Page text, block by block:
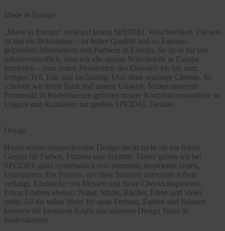
Made in Europe
„Made in Europe“ steht auf jedem SPEIDEL Wäscheetikett. Für uns
ist das ein Bekenntnis – zu hoher Qualität und zu Fairness
gegenüber Mitarbeitern und Partnern in Europa. So ist es für uns
selbstverständlich, dass wir alle unsere Wäscheteile in Europa
herstellen – vom ersten Pinselstrich des Entwurfs bis hin zum
fertigen Teil. Fair und nachhaltig. Und ohne unnötige Chemie. So
schonen wir deine Haut und unsere Umwelt. Neben unserem
Firmensitz in Bodelshausen gehören unsere Konfektionsstandorte in
Ungarn und Rumänien zur großen SPEIDEL Familie.
Design
Hinter einem ansprechenden Design steckt mehr als ein feines
Gespür für Farben, Formen und Schnitte. Daher gehen wir bei
SPEIDEL ganz systematisch vor: sammeln, inspirieren lassen,
konzipieren. Ein Prozess, der viele Stunden intensiver Arbeit
verlangt. Eindrücke von Messen und Store Checks inspirieren.
Privat Erlebtes ebenso: Natur, Städte, Bücher, Filme und vieles
mehr. All die tollen Ideen für neue Formen, Farben und Schnitte
kreieren die kreativen Köpfe aus unserem Design Team in
Bodelshausen.